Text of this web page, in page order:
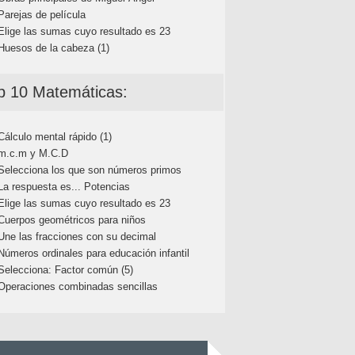
de película
las sumas cuyo resultado es 23
de la cabeza (1)
10 Matemáticas:
mental rápido (1)
y M.C.D
los que son números primos
respuesta es... Potencias
las sumas cuyo resultado es 23
geométricos para niños
las fracciones con su decimal
ordinales para educación infantil
Factor común (5)
combinadas sencillas